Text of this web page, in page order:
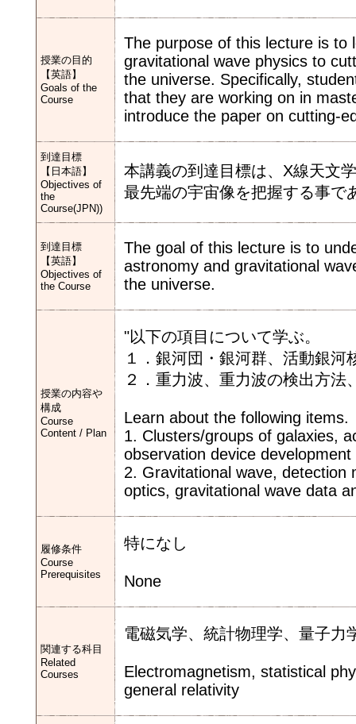
授業の目的
【英語】
Goals of the
Course
The purpose of this lecture is
gravitational wave physics to
the universe. Specifically,
that they are working on in
introduce the paper on cutting-
到達目標
【日本語】
Objectives of
the
Course(JPN))
本講義の到達目標は、X線天文
最先端の宇宙像を把握する事で
到達目標
【英語】
Objectives of
the Course
The goal of this lecture is to
astronomy and gravitational
the universe.
授業の内容や
構成
Course
Content / Plan
"以下の項目について学ぶ。
１．銀河団・銀河群、活動銀
２．重力波、重力波の検出方
Learn about the following items.
1. Clusters/groups of galaxies,
observation device development
2. Gravitational wave, detection
optics, gravitational wave data
履修条件
Course
Prerequisites
特になし
None
関連する科目
Related
Courses
電磁気学、統計物理学、量子力
Electromagnetism, statistical
general relativity